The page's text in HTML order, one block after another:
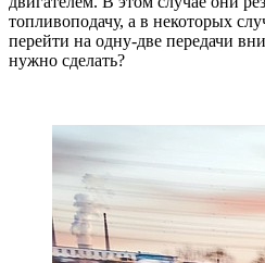
топливоподачу, а в некоторых
перейти на одну-две передачи
нужно сделать?